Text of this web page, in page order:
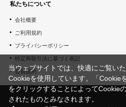
私たちについて
会社概要
ご利用規約
プライバシーポリシー
特定商取引法に基づく表記
会員規約
当ウェブサイトでは、快適にご覧い
Cookieを使用しています。「Cookie
をクリックすることによってCookie
されたものとみなされます。